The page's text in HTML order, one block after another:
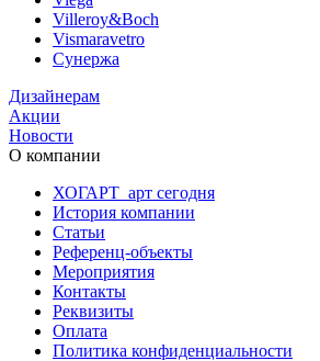
Villeroy&Boch
Vismaravetro
Сунержа
Дизайнерам
Акции
Новости
О компании
ХОГАРТ_арт сегодня
История компании
Статьи
Референц-объекты
Мероприятия
Контакты
Реквизиты
Оплата
Политика конфиденциальности